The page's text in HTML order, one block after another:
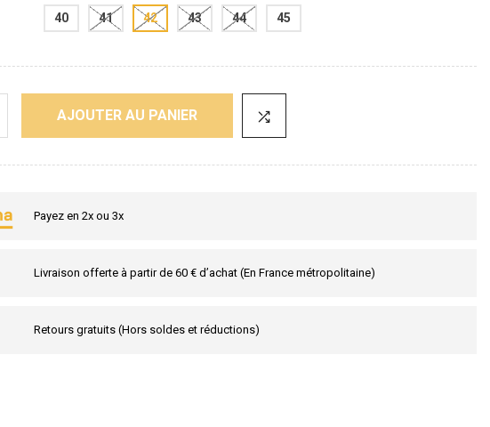
40 41 42 43 44 45
AJOUTER AU PANIER
Payez en 2x ou 3x
Livraison offerte à partir de 60 € d’achat (En France métropolitaine)
Retours gratuits (Hors soldes et réductions)